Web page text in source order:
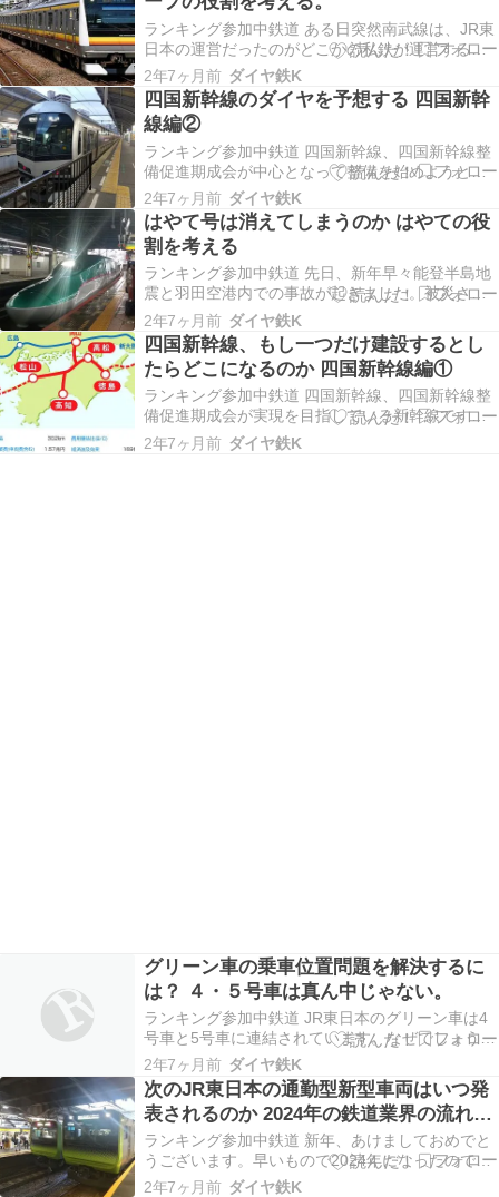
と 徳島～高松間の停車駅 高松～松山の停車駅 感
じたこ…
ランキング参加中鉄道 ある日突然南武線は、JR東
日本の運営だったのがどこかの私鉄が運営するよ
うに変わりました。その鉄道会社は考えました。
南武線、都心乗り入れがないのではないか。「相
鉄を見習って、都心直通を目指すぞー！」 しかし
ふと気づきました。何線に直通するの？ 候補とし
ては、東…
2年7ヶ月前 ダイヤ鉄K
四国新幹線のダイヤを予想する 四国新幹
線編②
ランキング参加中鉄道 四国新幹線、四国新幹線整
備促進期成会が中心となって整備を始めようと動
いています。ではもし四国新幹線が開通したら、
新幹線のダイヤはどうなるのでしょうか。なお今
回は、期成会の推進する四国エリアのみ、具体的
には徳島から松山と岡山から松山の区間、大阪や
大分まで海を渡…
2年7ヶ月前 ダイヤ鉄K
はやて号は消えてしまうのか はやての役
割を考える
ランキング参加中鉄道 先日、新年早々能登半島地
震と羽田空港内での事故が起きました。被災され
た方に心よりお見舞い申し上げます。一日も早い
復興をお祈りします。 飛行機の欠航が相次いだこ
とから各路線で臨時の新幹線が運行され、東北新
幹線と北海道新幹線では臨時のはやて号が設定さ
れました。は…
2年7ヶ月前 ダイヤ鉄K
四国新幹線、もし一つだけ建設するとし
たらどこになるのか 四国新幹線編①
ランキング参加中鉄道 四国新幹線、四国新幹線整
備促進期成会が実現を目指している新幹線です。
四国新幹線といわれる新幹線は具体的に二つあ
り、新大阪から淡路島経由で徳島、高松、松山を
2年7ヶ月前 ダイヤ鉄K
グリーン車の乗車位置問題を解決するに
は？ ４・５号車は真ん中じゃない。
ランキング参加中鉄道 JR東日本のグリーン車は4
号車と5号車に連結されています。なぜでしょう
か。以下の理由が挙げられると思います。 電動者
を２両１ユニットとするため 先頭車はグリーン車
とせず、またモーター車にもならないようにする
ため サハやサロが3両連続にならないようにする
ため …
2年7ヶ月前 ダイヤ鉄K
次のJR東日本の通勤型新型車両はいつ発
表されるのか 2024年の鉄道業界の流れを
考える
ランキング参加中鉄道 新年、あけましておめでと
うございます。早いもので2024年になったので、
2024年に鉄道業界で何が起こるのかを、少し変わ
2年7ヶ月前 ダイヤ鉄K